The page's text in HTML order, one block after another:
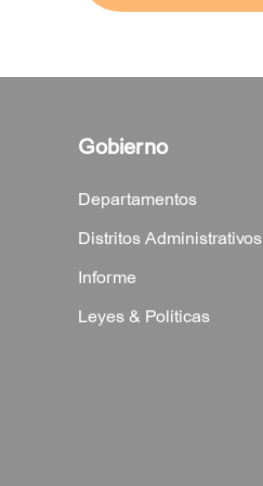
Gobierno
Departamentos
Distritos Administrativos
Informe
Leyes & Políticas